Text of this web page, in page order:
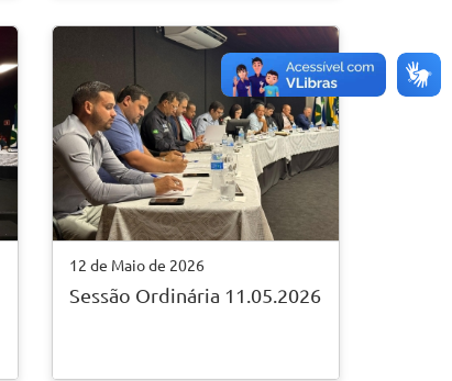
12 de Maio de 2026
Sessão Ordinária 11.05.2026